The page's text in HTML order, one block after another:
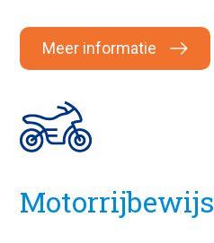
Meer informatie
Motorrijbewijs